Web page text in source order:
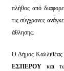
πλήθος από
τις σύγχρονες
άθλησης.
Ο Δήμος Καλλιθέας
ΕΣΠΕΡΟΥ και